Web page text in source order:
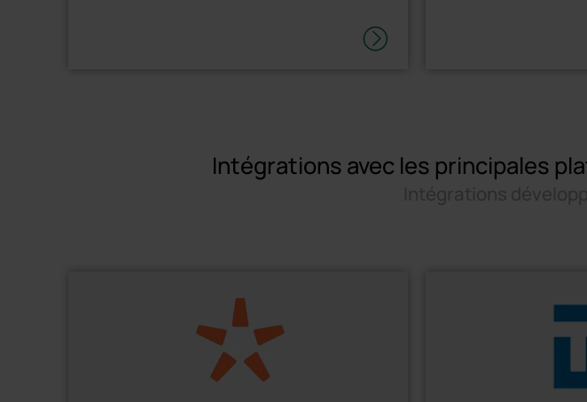
Intégrations avec les principales